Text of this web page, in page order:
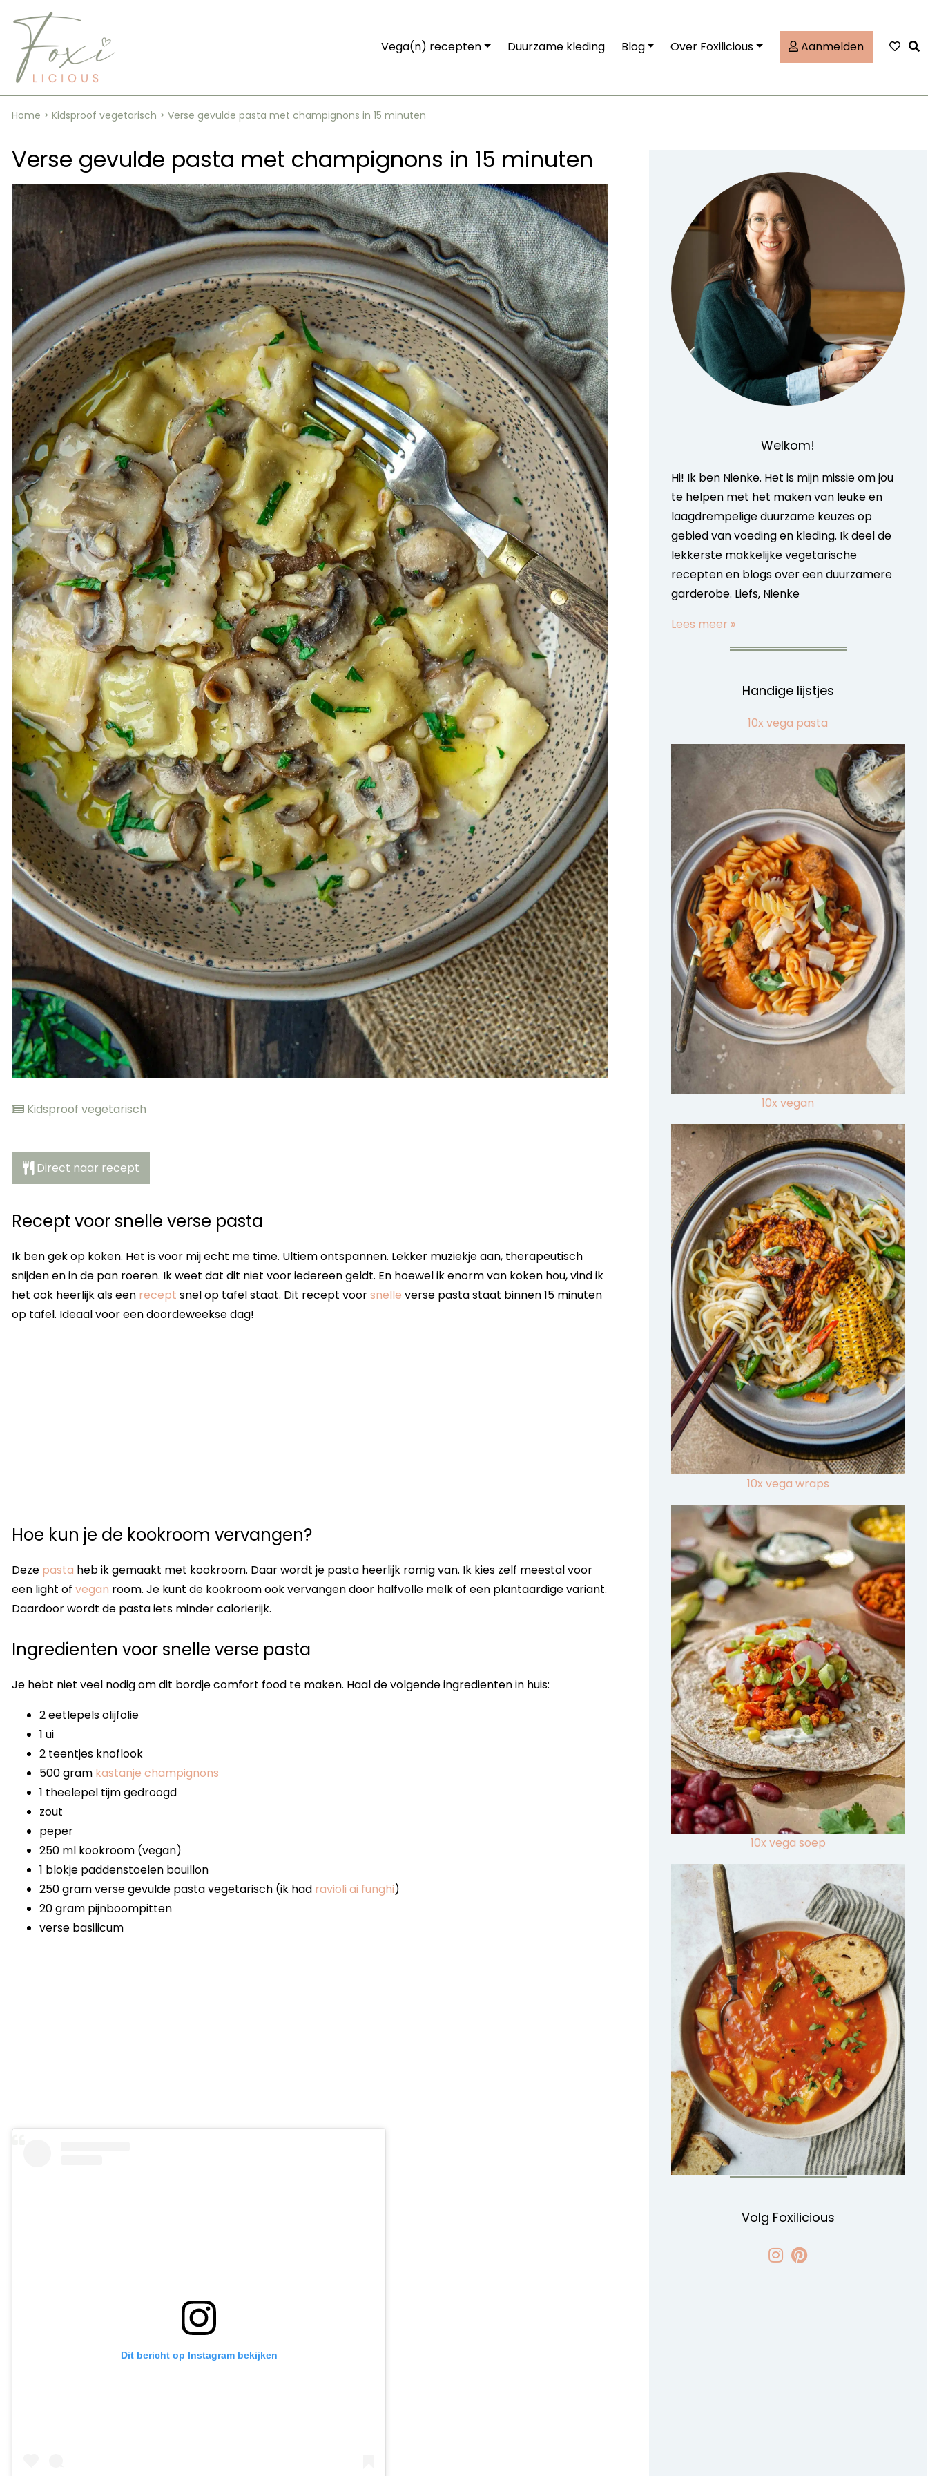
content
Vega(n) recepten Duurzame kleding Blog Over Foxilicious Aanmelden
Home > Kidsproof vegetarisch > Verse gevulde pasta met champignons in 15 minuten
Verse gevulde pasta met champignons in 15 minuten
Kidsproof vegetarisch
Direct naar recept
Recept voor snelle verse pasta
Ik ben gek op koken. Het is voor mij echt me time. Ultiem ontspannen. Lekker muziekje aan, therapeutisch
snijden en in de pan roeren. Ik weet dat dit niet voor iedereen geldt. En hoewel ik enorm van koken hou, vind ik
het ook heerlijk als een recept snel op tafel staat. Dit recept voorsnelle verse pasta staat binnen 15 minuten
op tafel. Ideaal voor een doordeweekse dag!
Hoe kun je de kookroom vervangen?
Deze pasta heb ik gemaakt met kookroom. Daar wordt je pasta heerlijk romig van. Ik kies zelf meestal voor
een light of vegan room. Je kunt de kookroom ook vervangen door halfvolle melk of een plantaardige variant.
Daardoor wordt de pasta iets minder calorierijk.
Ingredienten voor snelle verse pasta
Je hebt niet veel nodig om dit bordje comfort food te maken. Haal de volgende ingredienten in huis:
2 eetlepels olijfolie
1 ui
2 teentjes knoflook
500 gram kastanje champignons
1 theelepel tijm gedroogd
zout
peper
250 ml kookroom (vegan)
1 blokje paddenstoelen bouillon
250 gram verse gevulde pasta vegetarisch (ik had ravioli ai funghi)
20 gram pijnboompitten
verse basilicum
Dit bericht op Instagram bekijken
Welkom!
Hi! Ik ben Nienke. Het is mijn missie om jou
te helpen met het maken van leuke en
laagdrempelige duurzame keuzes op
gebied van voeding en kleding. Ik deel de
lekkerste makkelijke vegetarische
recepten en blogs over een duurzamere
garderobe. Liefs, Nienke
Lees meer »
Handige lijstjes
10x vega pasta
10x vegan
10x vega wraps
10x vega soep
Volg Foxilicious